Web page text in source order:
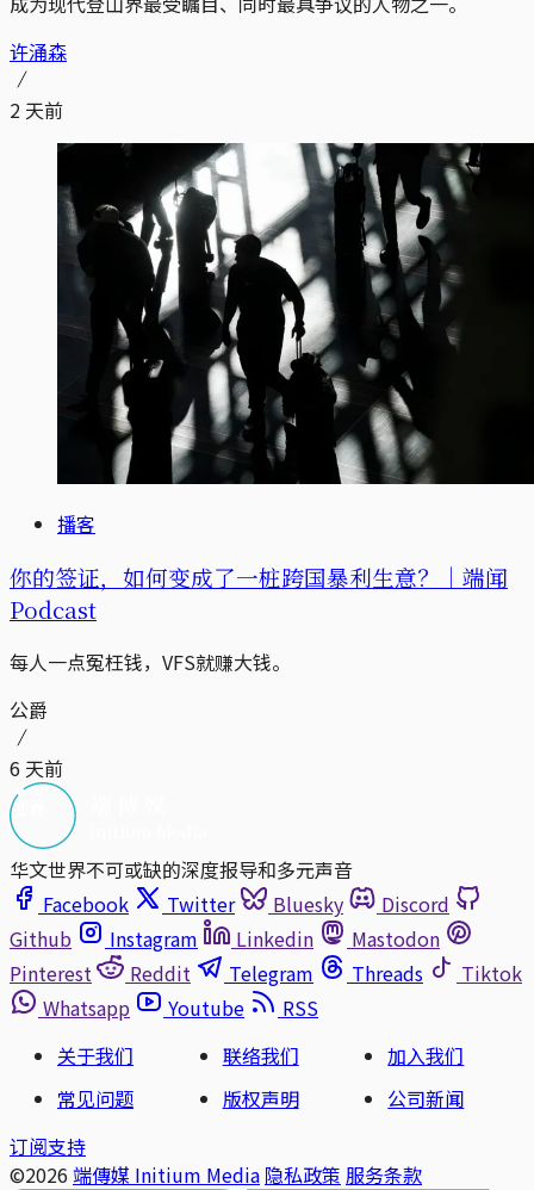
许涌森
2 天前
播客
你的签证，如何变成了一桩跨国暴利生意？｜端闻
Podcast
每人一点冤枉钱，VFS就赚大钱。
公爵
6 天前
华文世界不可或缺的深度报导和多元声音
Facebook
Twitter Bluesky
Discord
Github
Instagram Linkedin
Mastodon
Pinterest
Reddit Telegram Threads
Tiktok
Whatsapp
Youtube
RSS
关于我们
联络我们
加入我们
常见问题
版权声明
公司新闻
订阅支持
©2026 端傳媒 Initium Media 隐私政策 服务条款